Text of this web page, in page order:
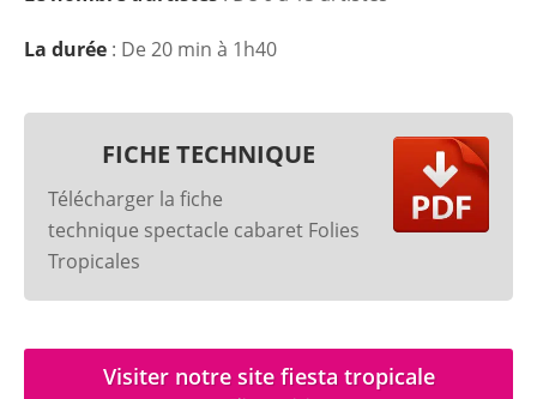
La durée : De 20 min à 1h40
FICHE TECHNIQUE
Télécharger la fiche
technique spectacle cabaret Folies
Tropicales
Visiter notre site fiesta tropicale